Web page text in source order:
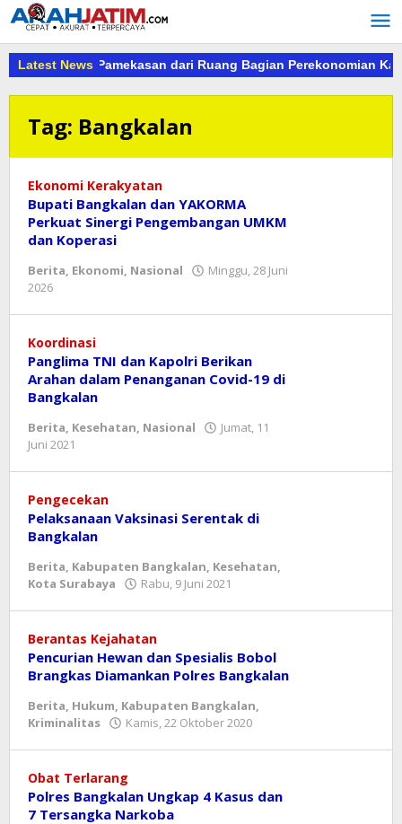
Lewati
ke
konten
Latest News
Kejari Pamekasan dari Ruang Bagian Perekonomian
Tag: Bangkalan
Ekonomi Kerakyatan
Bupati Bangkalan dan YAKORMA
Perkuat Sinergi Pengembangan UMKM
dan Koperasi
Berita, Ekonomi, Nasional
Minggu, 28 Juni
2026
Koordinasi
Panglima TNI dan Kapolri Berikan
Arahan dalam Penanganan Covid-19 di
Bangkalan
Berita, Kesehatan, Nasional
Jumat, 11
Juni 2021
Pengecekan
Pelaksanaan Vaksinasi Serentak di
Bangkalan
Berita, Kabupaten Bangkalan, Kesehatan,
Kota Surabaya
Rabu, 9 Juni 2021
Berantas Kejahatan
Pencurian Hewan dan Spesialis Bobol
Brangkas Diamankan Polres Bangkalan
Berita, Hukum, Kabupaten Bangkalan,
Kriminalitas
Kamis, 22 Oktober 2020
Obat Terlarang
Polres Bangkalan Ungkap 4 Kasus dan
7 Tersangka Narkoba